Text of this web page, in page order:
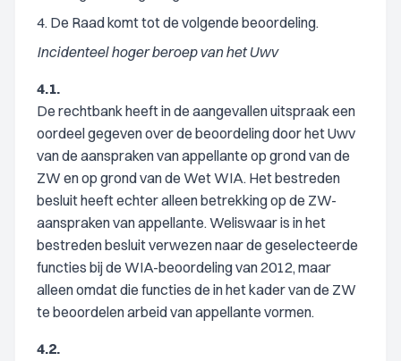
4. De Raad komt tot de volgende beoordeling.
Incidenteel hoger beroep van het Uwv
4.1.
De rechtbank heeft in de aangevallen uitspraak een
oordeel gegeven over de beoordeling door het Uwv
van de aanspraken van appellante op grond van de
ZW en op grond van de Wet WIA. Het bestreden
besluit heeft echter alleen betrekking op de ZW-
aanspraken van appellante. Weliswaar is in het
bestreden besluit verwezen naar de geselecteerde
functies bij de WIA-beoordeling van 2012, maar
alleen omdat die functies de in het kader van de ZW
te beoordelen arbeid van appellante vormen.
4.2.